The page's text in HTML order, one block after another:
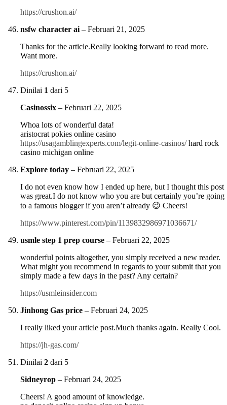
https://crushon.ai/
nsfw character ai – Februari 21, 2025
Thanks for the article.Really looking forward to read more.
Want more.
https://crushon.ai/
Dinilai 1 dari 5
Casinossix – Februari 22, 2025
Whoa lots of wonderful data!
aristocrat pokies online casino
https://usagamblingexperts.com/legit-online-casinos/hard rock
casino michigan online
Explore today – Februari 22, 2025
I do not even know how I ended up here, but I thought this post
was great.I do not know who you are but certainly you’re going
to a famous blogger if you aren’t already 😉 Cheers!
https://www.pinterest.com/pin/1139832986971036671/
usmle step 1 prep course – Februari 22, 2025
wonderful points altogether, you simply received a new reader.
What might you recommend in regards to your submit that you
simply made a few days in the past? Any certain?
https://usmleinsider.com
Jinhong Gas price – Februari 24, 2025
I really liked your article post.Much thanks again. Really Cool.
https://jh-gas.com/
Dinilai 2 dari 5
Sidneyrop – Februari 24, 2025
Cheers! A good amount of knowledge.